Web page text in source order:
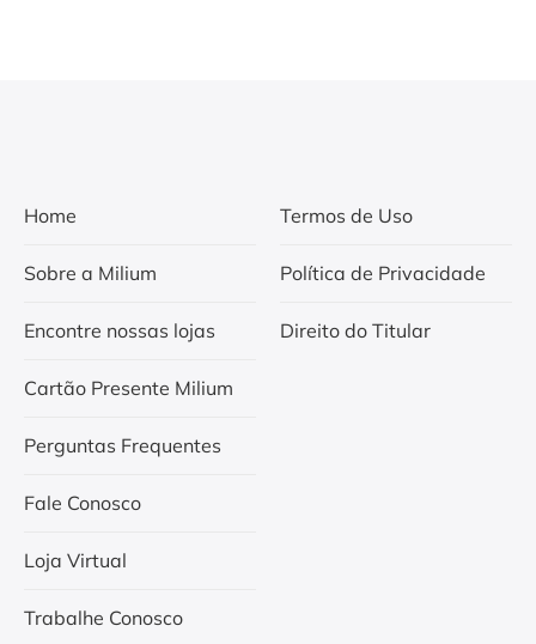
Home
Sobre a Milium
Encontre nossas lojas
Cartão Presente Milium
Perguntas Frequentes
Fale Conosco
Loja Virtual
Trabalhe Conosco
Termos de Uso
Política de Privacidade
Direito do Titular